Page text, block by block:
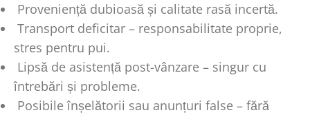
Proveniență dubioasă și calitate rasă incertă.
Transport deficitar – responsabilitate proprie,
stres pentru pui.
Lipsă de asistență post-vânzare – singur cu
întrebări și probleme.
Posibile înșelătorii sau anunțuri false – fără